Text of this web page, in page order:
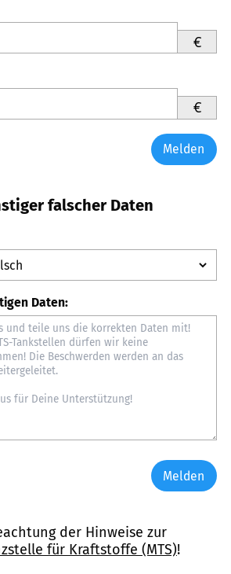
€
€
Melden
falscher Daten
Daten:
Melden
der Hinweise zur
für Kraftstoffe (MTS)!